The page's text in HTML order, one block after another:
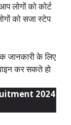
लोगों को कोर्ट
को सजा स्टेप
जानकारी के लिए
कर सकते हो
2024